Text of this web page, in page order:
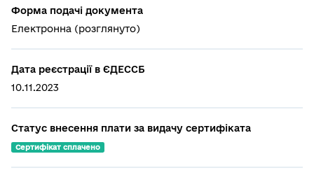
Форма подачі документа
Електронна (розглянуто)
Дата реєстрації в ЄДЕССБ
10.11.2023
Статус внесення плати за видачу сертифіката
Сертифікат сплачено